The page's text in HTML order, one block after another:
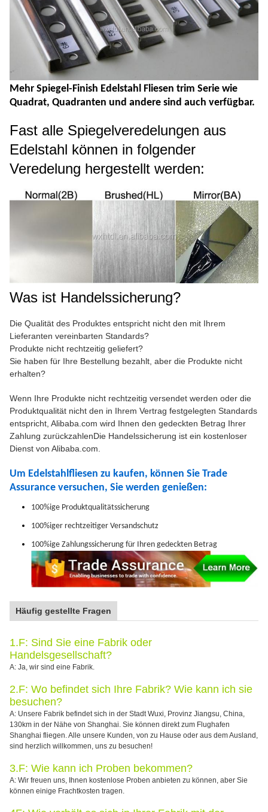
Mehr Spiegel-Finish Edelstahl Fliesen trim Serie wie
Quadrat, Quadranten und andere sind auch verfügbar.
Fast alle Spiegelveredelungen aus
Edelstahl können in folgender
Veredelung hergestellt werden:
Was ist Handelssicherung?
Die Qualität des Produktes entspricht nicht den mit Ihrem
Lieferanten vereinbarten Standards?
Produkte nicht rechtzeitig geliefert?
Sie haben für Ihre Bestellung bezahlt, aber die Produkte nicht
erhalten?
Wenn Ihre Produkte nicht rechtzeitig versendet werden oder die
Produktqualität nicht den in Ihrem Vertrag festgelegten Standards
entspricht, Alibaba.com wird Ihnen den gedeckten Betrag Ihrer
Zahlung zurückzahlenDie Handelssicherung ist ein kostenloser
Dienst von Alibaba.com.
Um Edelstahlfliesen zu kaufen, können Sie Trade
Assurance versuchen, Sie werden genießen:
100%ige Produktqualitätssicherung
100%iger rechtzeitiger Versandschutz
100%ige Zahlungssicherung für Ihren gedeckten Betrag
Häufig gestellte Fragen
1.F: Sind Sie eine Fabrik oder
Handelsgesellschaft?
A: Ja, wir sind eine Fabrik.
2.F: Wo befindet sich Ihre Fabrik? Wie kann ich sie
besuchen?
A: Unsere Fabrik befindet sich in der Stadt Wuxi, Provinz Jiangsu, China,
130km in der Nähe von Shanghai. Sie können direkt zum Flughafen
Shanghai fliegen. Alle unsere Kunden, von zu Hause oder aus dem Ausland,
sind herzlich willkommen, uns zu besuchen!
3.F: Wie kann ich Proben bekommen?
A: Wir freuen uns, Ihnen kostenlose Proben anbieten zu können, aber Sie
können einige Frachtkosten tragen.